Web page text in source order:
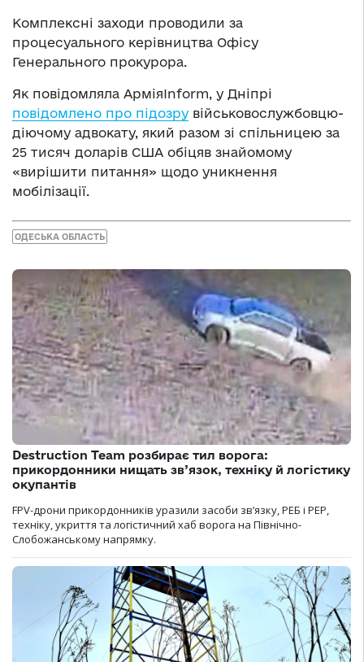
Комплексні заходи проводили за
процесуального керівництва Офісу
Генерального прокурора.
Як повідомляла АрміяInform, у Дніпрі
повідомлено про підозру військовослужбовцю-
діючому адвокату, який разом зі спільницею за
25 тисяч доларів США обіцяв знайомому
«вирішити питання» щодо уникнення
мобілізації.
ОДЕСЬКА ОБЛАСТЬ
Destruction Team розбирає тил ворога:
прикордонники нищать зв’язок, техніку й логістику
окупантів
FPV-дрони прикордонників уразили засоби зв’язку, РЕБ і РЕР,
техніку, укриття та логістичний хаб ворога на Північно-
Слобожанському напрямку.